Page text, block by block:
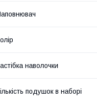
наволочки
подушок в наборі